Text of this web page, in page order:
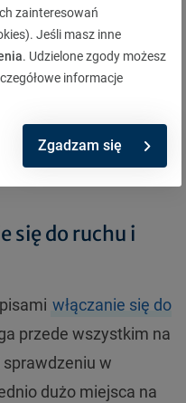
czujność, ponieważ
sam będzie
W przypadku
się lewym pasem,
— najbezpieczniej
się do ruchu i
włączanie się do
przede wszystkim na
w
dużo miejsca na
zainteresowań
Jeśli masz inne
. Udzielone zgody możesz
informacje
Zgadzam się